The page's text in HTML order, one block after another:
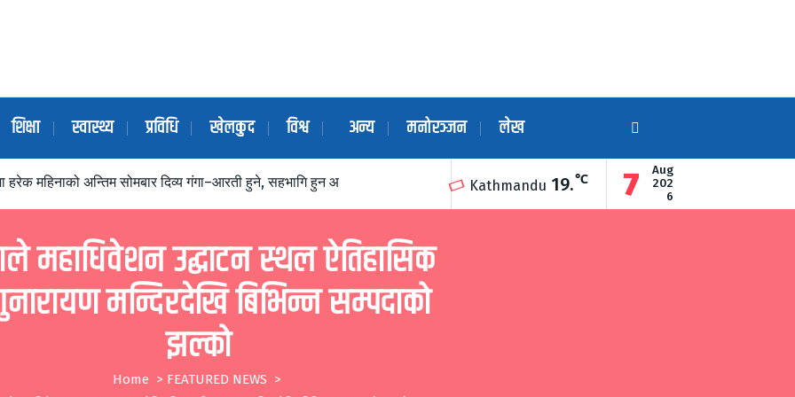
शिक्षा स्वास्थ्य प्रविधि खेलकुद विश्व अन्य मनोरञ्जन लेख
महिनाको अन्तिम सोमबार दिव्य गंगा–आरती हुने, सहभागि हुन आव्हान सूर्यविनायकको ऐतिहासिक शिव सर्किट घुम्दै महिलादेखिदेखि शिक्षक शिक्षिका
Kathmandu 19.℃ 7
Aug
202
6
महाधिवेशन उद्घाटन स्थल ऐतिहासिक
मन्दिरदेखि बिभिन्न सम्पदाको
झल्को
Home > FEATURED NEWS >